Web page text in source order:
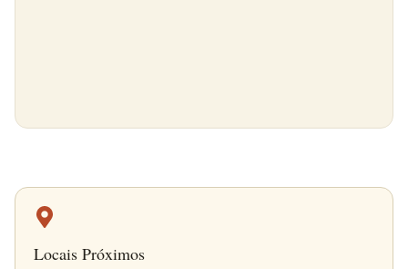
Locais Próximos